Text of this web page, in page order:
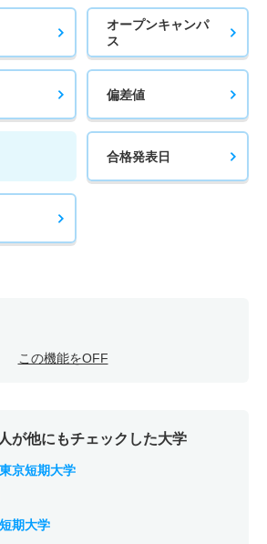
オープンキャンパ
ス
偏差値
合格発表日
この機能をOFF
が他にもチェックした大学
京短期大学
期大学